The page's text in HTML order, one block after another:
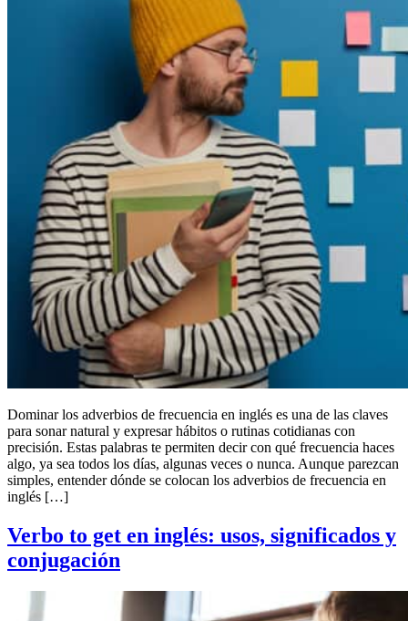
Dominar los adverbios de frecuencia en inglés es una de las claves
para sonar natural y expresar hábitos o rutinas cotidianas con
precisión. Estas palabras te permiten decir con qué frecuencia haces
algo, ya sea todos los días, algunas veces o nunca. Aunque parezcan
simples, entender dónde se colocan los adverbios de frecuencia en
inglés […]
Verbo to get en inglés: usos, significados y
conjugación